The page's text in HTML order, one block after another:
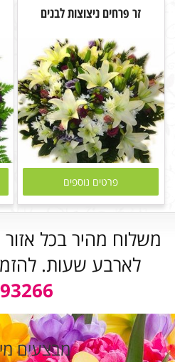
זר פרחים ניצוצות לבנים
פרטים נוספים
משלוח מהיר בכל
לארבע שעות.
מבצעים